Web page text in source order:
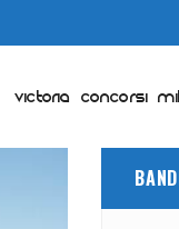
VICTORIA CONCORSI